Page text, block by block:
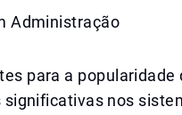
Administração
para a
nos